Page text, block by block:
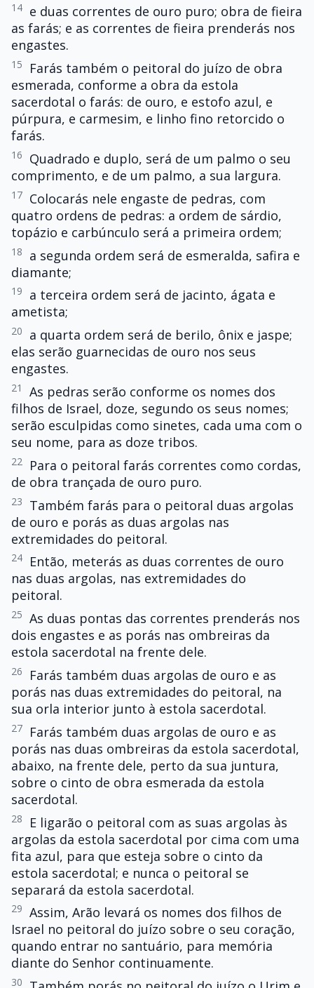
14 e duas correntes de ouro puro; obra de fieira
as farás; e as correntes de fieira prenderás nos
engastes.
15
Farás também o peitoral do juízo de obra
esmerada, conforme a obra da estola
sacerdotal o farás: de ouro, e estofo azul, e
púrpura, e carmesim, e linho fino retorcido o
farás.
16
Quadrado e duplo, será de um palmo o seu
comprimento, e de um palmo, a sua largura.
17 Colocarás nele engaste de pedras, com
quatro ordens de pedras: a ordem de sárdio,
topázio e carbúnculo será a primeira ordem;
18
a segunda ordem será de esmeralda, safira e
diamante;
19
a terceira ordem será de jacinto, ágata e
ametista;
20
a quarta ordem será de berilo, ônix e jaspe;
elas serão guarnecidas de ouro nos seus
engastes.
21
As pedras serão conforme os nomes dos
filhos de Israel, doze, segundo os seus nomes;
serão esculpidas como sinetes, cada uma com o
seu nome, para as doze tribos.
22
Para o peitoral farás correntes como cordas,
de obra trançada de ouro puro.
23
Também farás para o peitoral duas argolas
de ouro e porás as duas argolas nas
extremidades do peitoral.
24
Então, meterás as duas correntes de ouro
nas duas argolas, nas extremidades do
peitoral.
25 As duas pontas das correntes prenderás nos
dois engastes e as porás nas ombreiras da
estola sacerdotal na frente dele.
26
Farás também duas argolas de ouro e as
porás nas duas extremidades do peitoral, na
sua orla interior junto à estola sacerdotal.
27
Farás também duas argolas de ouro e as
porás nas duas ombreiras da estola sacerdotal,
abaixo, na frente dele, perto da sua juntura,
sobre o cinto de obra esmerada da estola
sacerdotal.
28
E ligarão o peitoral com as suas argolas às
argolas da estola sacerdotal por cima com uma
fita azul, para que esteja sobre o cinto da
estola sacerdotal; e nunca o peitoral se
separará da estola sacerdotal.
29 Assim, Arão levará os nomes dos filhos de
Israel no peitoral do juízo sobre o seu coração,
quando entrar no santuário, para memória
diante do Senhor continuamente.
30